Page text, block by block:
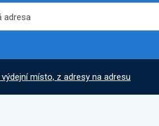
adresa
místo, z adresy na adresu